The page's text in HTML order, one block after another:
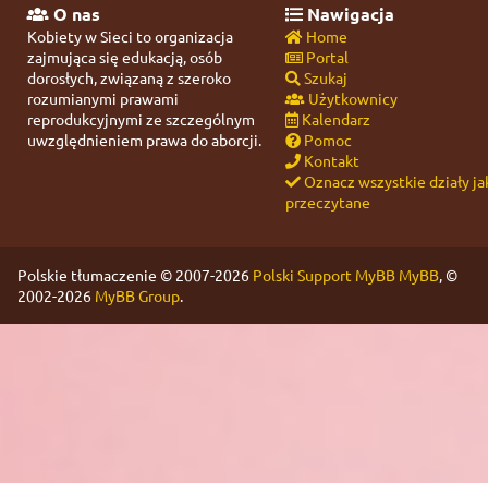
O nas
Kobiety w Sieci to organizacja
zajmująca się edukacją, osób
dorosłych, związaną z szeroko
rozumianymi prawami
reprodukcyjnymi ze szczególnym
uwzględnieniem prawa do aborcji.
Nawigacja
Home
Portal
Szukaj
Użytkownicy
Kalendarz
Pomoc
Kontakt
Oznacz wszystkie działy
przeczytane
Polskie tłumaczenie © 2007-2026 Polski Support MyBB MyBB, ©
2002-2026 MyBB Group.